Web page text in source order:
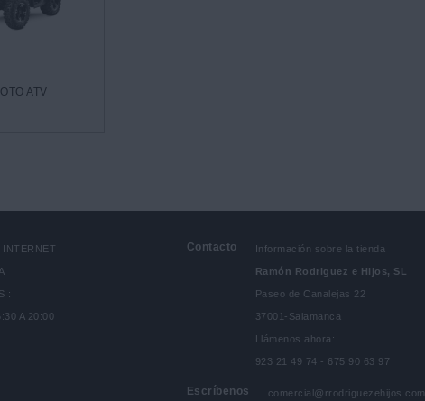
ATV
:
A 20:00
Contacto Información sobre la tienda
Ramón Rodriguez e Hijos, SL
Paseo de Canalejas 22
37001-Salamanca
Llámenos ahora:
923 21 49 74 - 675 90 63 97
Escríbenos comercial@rrodriguezehijos.com